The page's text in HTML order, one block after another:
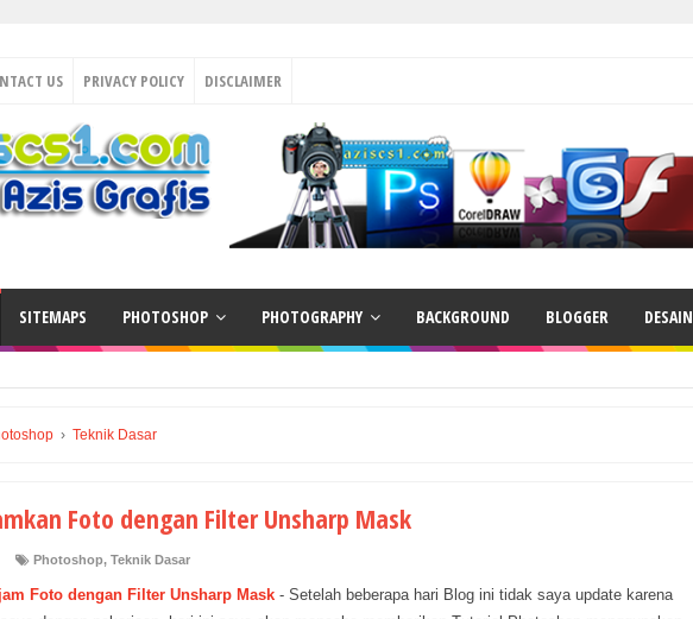
US PRIVACY POLICY DISCLAIMER
SITEMAPS PHOTOSHOP PHOTOGRAPHY BACKGROUND BLOGGER DESAIN
› Teknik Dasar
Foto dengan Filter Unsharp Mask
Photoshop, Teknik Dasar
Foto dengan Filter Unsharp Mask - Setelah beberapa hari Blog ini tidak saya update karena